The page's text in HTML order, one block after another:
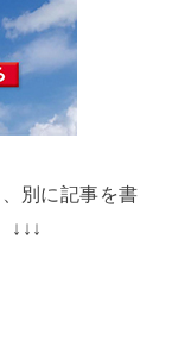
別に記事を書
↓↓↓